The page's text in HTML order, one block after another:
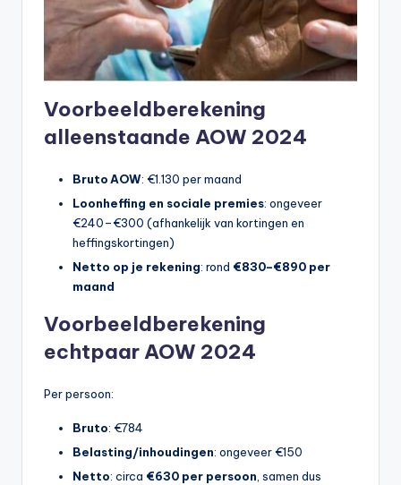
Voorbeeldberekening
alleenstaande AOW 2024
Bruto AOW: €1.130 per maand
Loonheffing en sociale premies: ongeveer
€240–€300 (afhankelijk van kortingen en
heffingskortingen)
Netto op je rekening: rond €830–€890 per
maand
Voorbeeldberekening
echtpaar AOW 2024
Per persoon:
Bruto: €784
Belasting/inhoudingen: ongeveer €150
Netto: circa €630 per persoon, samen dus